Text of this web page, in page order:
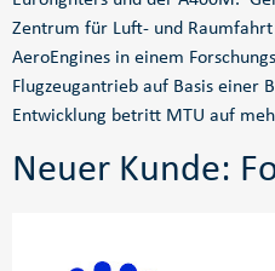
Zentrum für Luft- und
AeroEngines in einem
Flugzeugantrieb auf Basis einer
Entwicklung betritt MTU auf
Neuer Kunde: